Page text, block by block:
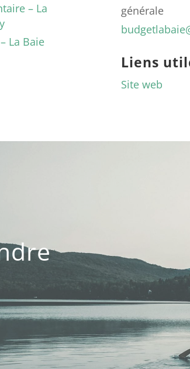
– La
La Baie
générale
Liens
Site web